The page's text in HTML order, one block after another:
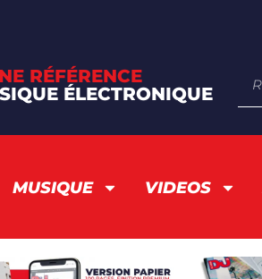
RÉFÉRENCE
ÉLECTRONIQUE
MUSIQUE VIDEOS